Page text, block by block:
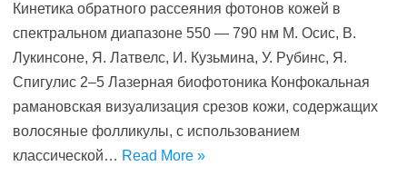
Кинетика обратного рассеяния фотонов кожей в
спектральном диапазоне 550 — 790 нм М. Осис, В.
Лукинсоне, Я. Латвелс, И. Кузьмина, У. Рубинс, Я.
Спигулис 2–5 Лазерная биофотоника Конфокальная
рамановская визуализация срезов кожи, содержащих
волосяные фолликулы, с использованием
классической… Read More »